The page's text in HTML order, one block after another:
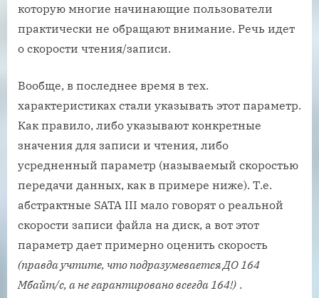
которую многие начинающие пользователи
практически не обращают внимание. Речь идет
о скорости чтения/записи.
Вообще, в последнее время в тех.
характеристиках стали указывать этот параметр.
Как правило, либо указывают конкретные
значения для записи и чтения, либо
усредненный параметр (называемый скоростью
передачи данных, как в примере ниже). Т.е.
абстрактные SATA III мало говорят о реальной
скорости записи файла на диск, а вот этот
параметр дает примерно оценить скорость
(правда учтите, что подразумевается ДО 164
Мбайт/с, а не гарантировано всегда 164!) .